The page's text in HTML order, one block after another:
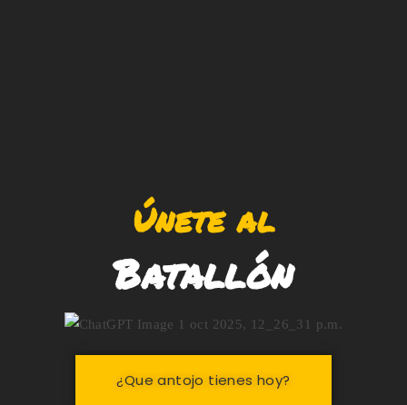
Únete al
Batallón
¿Que antojo tienes hoy?